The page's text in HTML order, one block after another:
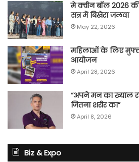
मे क्वीन बॉल 2026 की
सत्र में बिखेरा जलवा
May 22, 2026
महिलाओं के लिए मुफ्त
आयोजन
April 28, 2026
“अपने मन का ख्याल
जितना शरीर का”
April 8, 2026
Biz & Expo